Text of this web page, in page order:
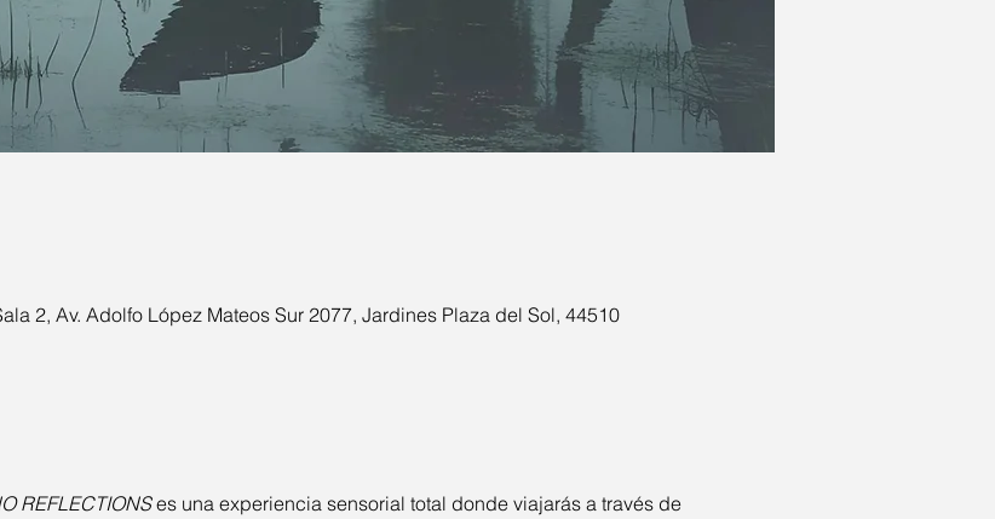
2, Av. Adolfo López Mateos Sur 2077, Jardines Plaza del Sol, 44510
REFLECTIONS es una experiencia sensorial total donde viajarás a través de